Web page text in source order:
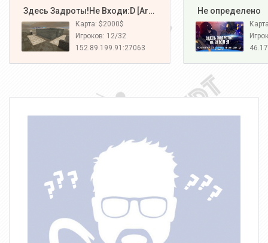
️ Здесь Задроты!Не Входи:D [Army#1]
Карта: $2000$
Игроков: 12/32
152.89.199.91:27063
️ Не определено